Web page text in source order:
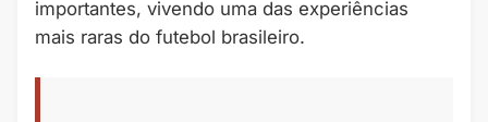
importantes, vivendo uma das experiências
mais raras do futebol brasileiro.